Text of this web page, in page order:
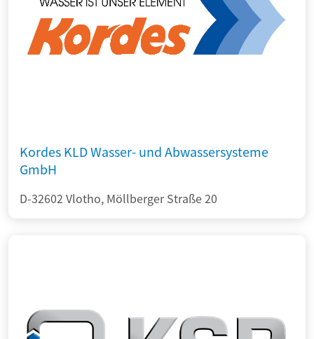
Kordes KLD Wasser- und Abwassersysteme
GmbH
D-32602 Vlotho, Möllberger Straße 20